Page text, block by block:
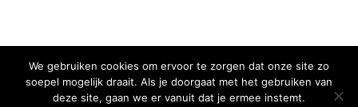
We gebruiken cookies om ervoor te zorgen dat onze site zo
soepel mogelijk draait. Als je doorgaat met het gebruiken van
deze site, gaan we er vanuit dat je ermee instemt.